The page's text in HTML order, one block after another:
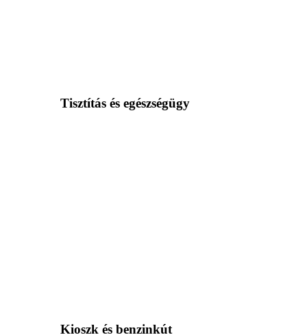
Tisztítás és egészségügy
Kioszk és benzinkút